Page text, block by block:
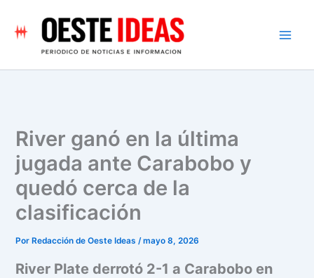
contenido
River ganó en la última
jugada ante Carabobo y
quedó cerca de la
clasificación
Por Redacción de Oeste Ideas/mayo 8, 2026
River Plate derrotó 2-1 a Carabobo en